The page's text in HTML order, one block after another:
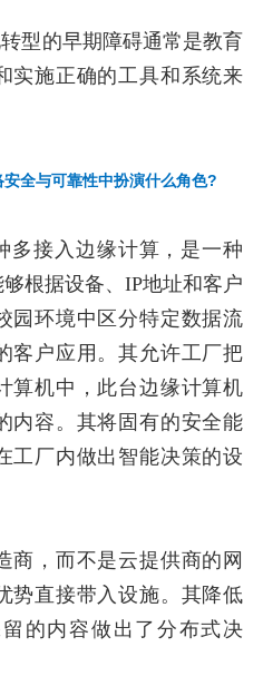
型的早期障碍通常是教育
实施正确的工具和系统来
全与可靠性中扮演什么角色?
多接入边缘计算，是一种
根据设备、IP地址和客户
园环境中区分特定数据流
客户应用。其允许工厂把
算机中，此台边缘计算机
内容。其将固有的安全能
工厂内做出智能决策的设
商，而不是云提供商的网
势直接带入设施。其降低
的内容做出了分布式决